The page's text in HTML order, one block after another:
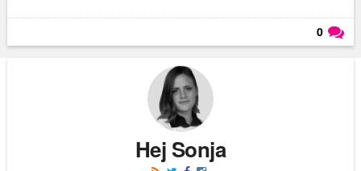
0
Hej Sonja